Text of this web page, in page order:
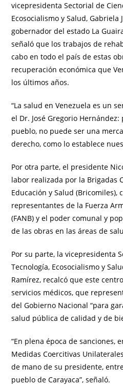
vicepresidenta Sectorial de
Ecosocialismo y Salud, Gabriela
gobernador del estado La
señaló que los trabajos de
cabo en todo el país de estas
recuperación económica que
los últimos años.
“La salud en Venezuela es un
el Dr. José Gregorio
pueblo, no puede ser una
derecho, como lo establece
Por otra parte, el presidente
labor realizada por la Brigadas
Educación y Salud (Bricomiles),
representantes de la Fuerza
(FANB) y el poder comunal y
de las obras en las áreas de
Por su parte, la vicepresidenta
Tecnología, Ecosocialismo y
Ramírez, recalcó que este
servicios médicos, que
del Gobierno Nacional “para
salud pública de calidad y de
“En plena época de sanciones,
Medidas Coercitivas
de mano de su presidente,
pueblo de Carayaca”, señaló.